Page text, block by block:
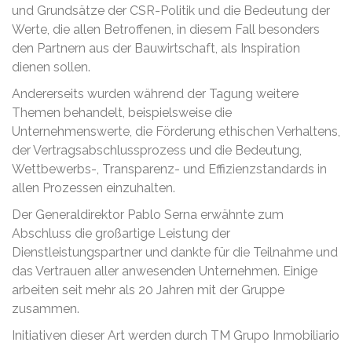
und Grundsätze der CSR-Politik und die Bedeutung der
Werte, die allen Betroffenen, in diesem Fall besonders
den Partnern aus der Bauwirtschaft, als Inspiration
dienen sollen.
Andererseits wurden während der Tagung weitere
Themen behandelt, beispielsweise die
Unternehmenswerte, die Förderung ethischen Verhaltens,
der Vertragsabschlussprozess und die Bedeutung,
Wettbewerbs-, Transparenz- und Effizienzstandards in
allen Prozessen einzuhalten.
Der Generaldirektor Pablo Serna erwähnte zum
Abschluss die großartige Leistung der
Dienstleistungspartner und dankte für die Teilnahme und
das Vertrauen aller anwesenden Unternehmen. Einige
arbeiten seit mehr als 20 Jahren mit der Gruppe
zusammen.
Initiativen dieser Art werden durch TM Grupo Inmobiliario